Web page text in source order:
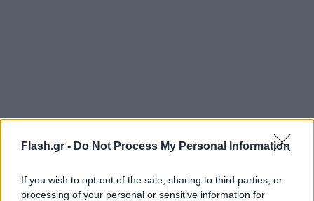
Flash.gr - Do Not Process My Personal Information
If you wish to opt-out of the sale, sharing to third parties, or
processing of your personal or sensitive information for